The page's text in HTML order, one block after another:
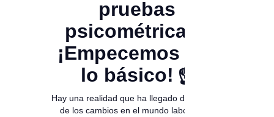
pruebas
psicométricas?
¡Empecemos por
lo básico! ☝️
Hay una realidad que ha llegado de la mano
de los cambios en el mundo laboral: